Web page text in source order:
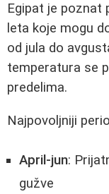
Egipat je poznat
leta koje mogu
od jula do
temperatura se
predelima.
Najpovoljniji
April-jun:
gužve